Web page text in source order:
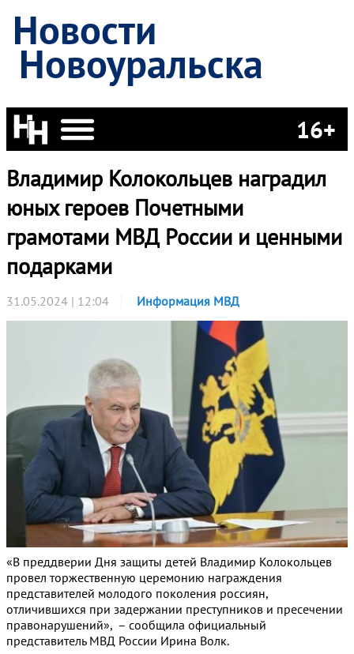
Новости
Новоуральска
16+
Владимир Колокольцев наградил
юных героев Почетными
грамотами МВД России и ценными
подарками
31.05.2024 | 12:04 Информация МВД
«В преддверии Дня защиты детей Владимир Колокольцев
провел торжественную церемонию награждения
представителей молодого поколения россиян,
отличившихся при задержании преступников и пресечении
правонарушений», – сообщила официальный
представитель МВД России Ирина Волк.